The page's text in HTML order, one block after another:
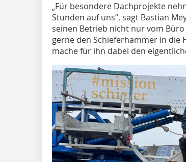
„Für besondere Dachprojekte
Stunden auf uns“, sagt Bastian
seinen Betrieb nicht nur vom
gerne den Schieferhammer in die
mache für ihn dabei den